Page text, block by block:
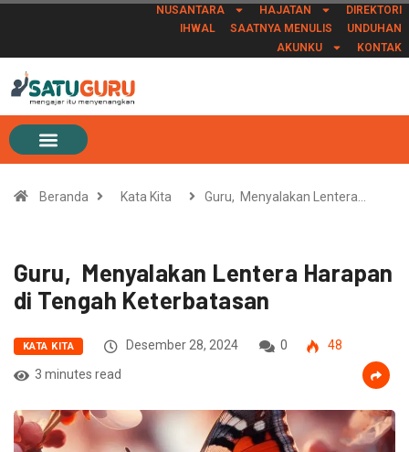
NUSANTARA HAJATAN
DIREKTORI
IHWAL
SAATNYA MENULIS
UNDUHAN
AKUNKU
KONTAK
Beranda Kata Kita Guru, Menyalakan Lentera…
Guru, Menyalakan Lentera Harapan
di Tengah Keterbatasan
KATA KITA Desember 28, 2024 0
48
3 minutes read